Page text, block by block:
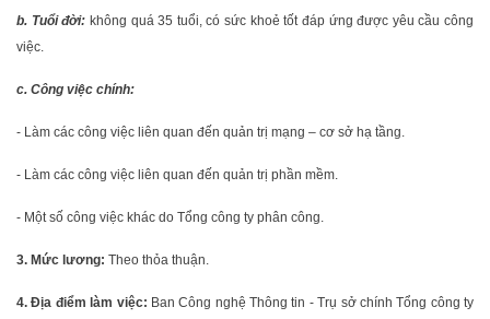
b. Tuổi đời: không quá 35 tuổi, có sức khoẻ tốt đáp ứng được yêu cầu công
việc.
c. Công việc chính:
- Làm các công việc liên quan đến quản trị mạng – cơ sở hạ tầng.
- Làm các công việc liên quan đến quản trị phần mềm.
- Một số công việc khác do Tổng công ty phân công.
3. Mức lương: Theo thỏa thuận.
4. Địa điểm làm việc: Ban Công nghệ Thông tin - Trụ sở chính Tổng công ty